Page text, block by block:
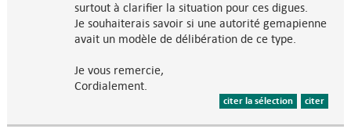
surtout à clarifier la situation pour ces digues.
Je souhaiterais savoir si une autorité gemapienne
avait un modèle de délibération de ce type.
Je vous remercie,
Cordialement.
citer
citer la sélection